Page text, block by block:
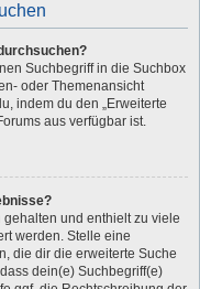
Suchbegriff in die Suchbox
oder Themenansicht
indem du den „Erweiterte
aus verfügbar ist.
und enthielt zu viele
werden. Stelle eine
die dir die erweiterte Suche
dein(e) Suchbegriff(e)